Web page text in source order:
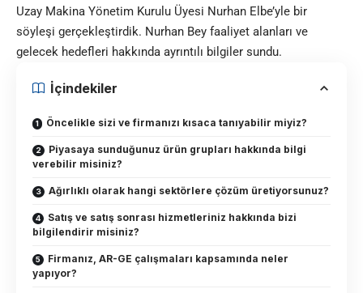
Uzay Makina Yönetim Kurulu Üyesi Nurhan Elbe’yle bir
söyleşi gerçekleştirdik. Nurhan Bey faaliyet alanları ve
gelecek hedefleri hakkında ayrıntılı bilgiler sundu.
İçindekiler
Öncelikle sizi ve firmanızı kısaca tanıyabilir miyiz?
Piyasaya sunduğunuz ürün grupları hakkında bilgi
verebilir misiniz?
Ağırlıklı olarak hangi sektörlere çözüm üretiyorsunuz?
Satış ve satış sonrası hizmetleriniz hakkında bizi
bilgilendirir misiniz?
Firmanız, AR-GE çalışmaları kapsamında neler
yapıyor?